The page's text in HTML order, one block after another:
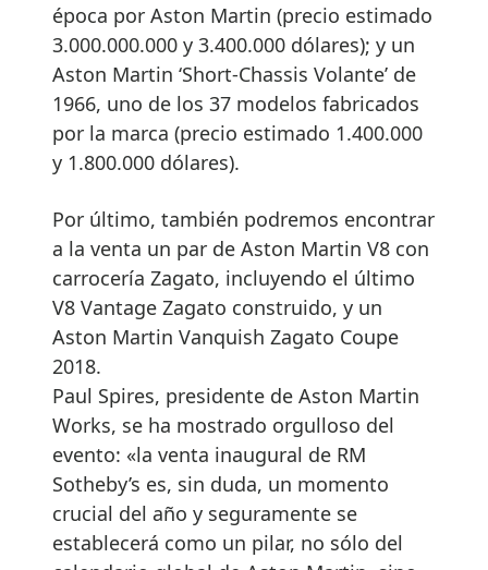
época por Aston Martin (precio estimado
3.000.000.000 y 3.400.000 dólares); y un
Aston Martin ‘Short-Chassis Volante’ de
1966, uno de los 37 modelos fabricados
por la marca (precio estimado 1.400.000
y 1.800.000 dólares).
Por último, también podremos encontrar
a la venta un par de Aston Martin V8 con
carrocería Zagato, incluyendo el último
V8 Vantage Zagato construido, y un
Aston Martin Vanquish Zagato Coupe
2018.
Paul Spires, presidente de Aston Martin
Works, se ha mostrado orgulloso del
evento: «la venta inaugural de RM
Sotheby’s es, sin duda, un momento
crucial del año y seguramente se
establecerá como un pilar, no sólo del